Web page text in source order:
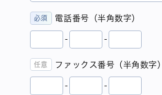
電話番号（半角数字）
- -
ファックス番号（半角数字）
- -